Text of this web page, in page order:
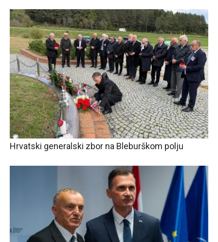
Hrvatski generalski zbor na Bleburškom polju